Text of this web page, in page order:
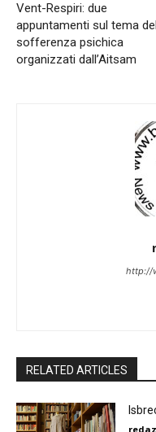
Vent-Respiri: due
appuntamenti sul tema
sofferenza psichica
organizzati dall’Aitsam
http://
RELATED ARTICLES